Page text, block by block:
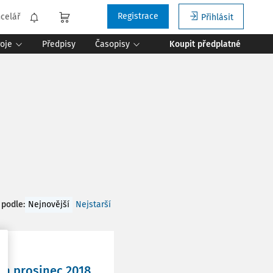
Přihlásit
Registrace
Předpisy Časopisy Koupit předplatné
: Nejnovější Nejstarší